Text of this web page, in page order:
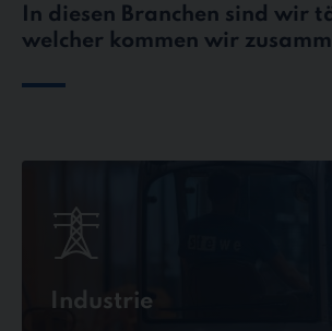
In diesen Branchen sind wir
welcher kommen wir
Industrie